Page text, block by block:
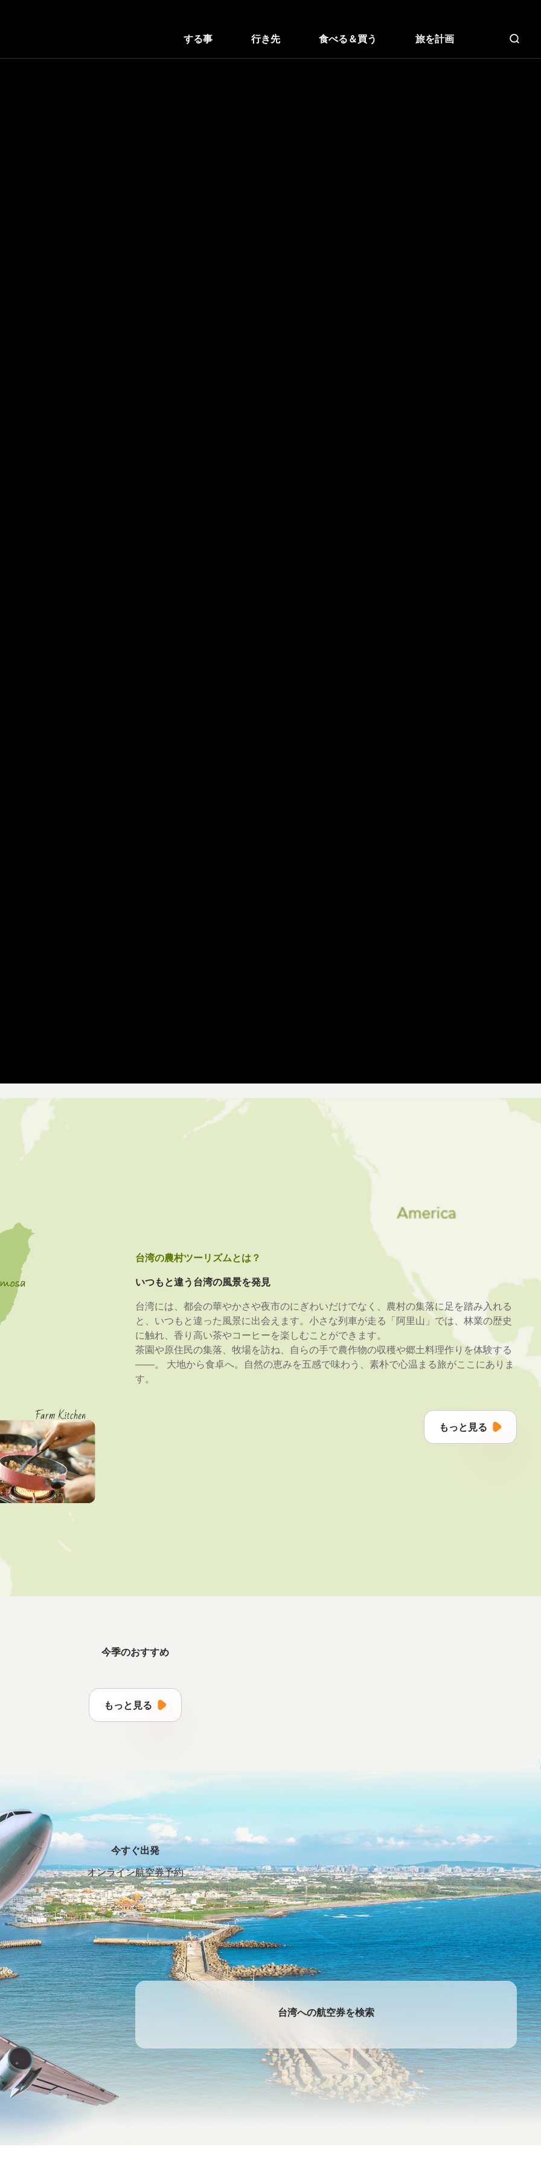
する事 行き先 食べる＆買う 旅を計画 全文
台湾の農村ツーリズムとは？
いつもと違う台湾の風景を発見
台湾には、都会の華やかさや夜市のにぎわいだけでなく、農村の集落に足を踏み入れる
と、いつもと違った風景に出会えます。小さな列車が走る「阿里山」では、林業の歴史
に触れ、香り高い茶やコーヒーを楽しむことができます。
茶園や原住民の集落、牧場を訪ね、自らの手で農作物の収穫や郷土料理作りを体験する
――。 大地から食卓へ。自然の恵みを五感で味わう、素朴で心温まる旅がここにありま
す。
もっと見る
今季のおすすめ
もっと見る
今すぐ出発
オンライン航空券予約
台湾への航空券を検索